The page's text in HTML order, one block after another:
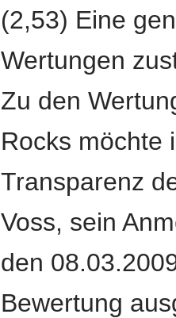
(2,53) Eine
Wertungen
Zu den
Rocks möchte
Transparenz
Voss, sein
den
Bewertung